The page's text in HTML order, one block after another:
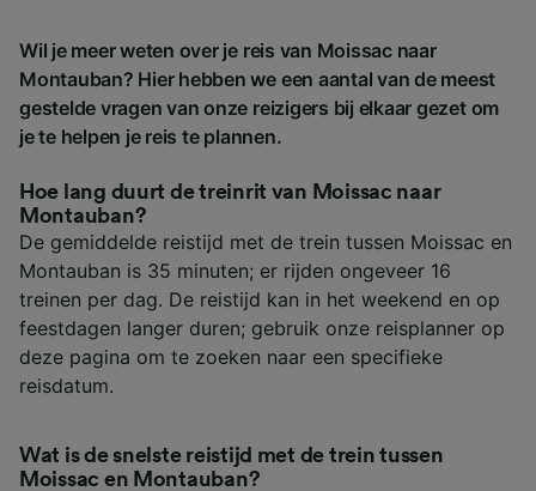
Wil je meer weten over je reis van Moissac naar
Montauban? Hier hebben we een aantal van de meest
gestelde vragen van onze reizigers bij elkaar gezet om
je te helpen je reis te plannen.
Hoe lang duurt de treinrit van Moissac naar
Montauban?
De gemiddelde reistijd met de trein tussen Moissac en
Montauban is 35 minuten; er rijden ongeveer 16
treinen per dag. De reistijd kan in het weekend en op
feestdagen langer duren; gebruik onze reisplanner op
deze pagina om te zoeken naar een specifieke
reisdatum.
Wat is de snelste reistijd met de trein tussen
Moissac en Montauban?